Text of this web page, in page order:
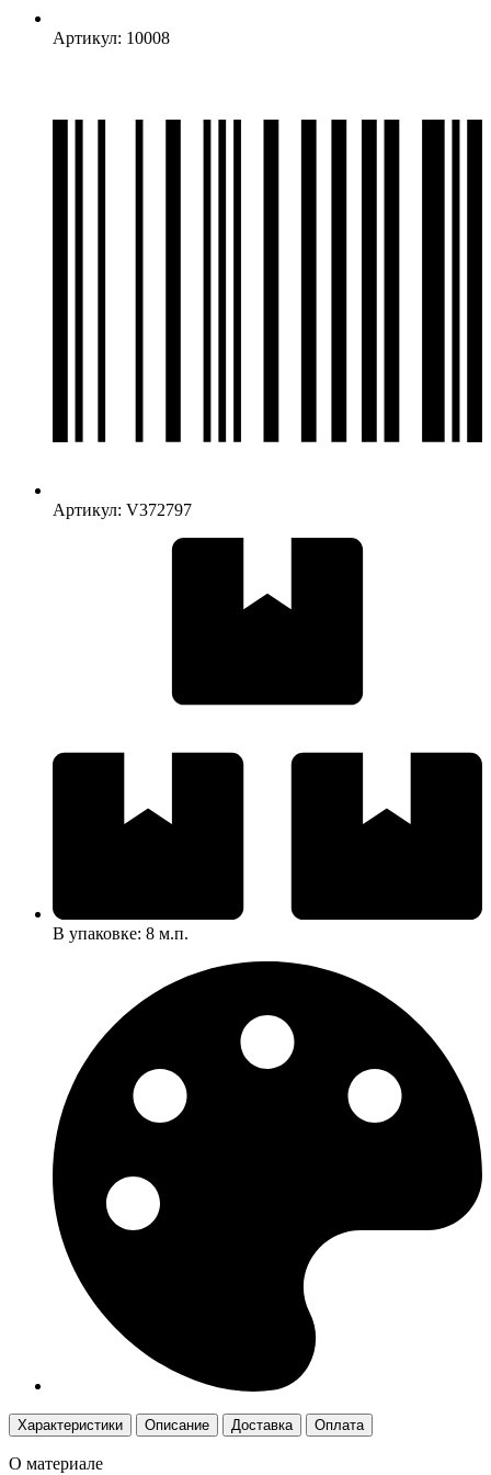
Артикул: 10008
Артикул: V372797
В упаковке: 8 м.п.
Характеристики Описание Доставка Оплата
О материале